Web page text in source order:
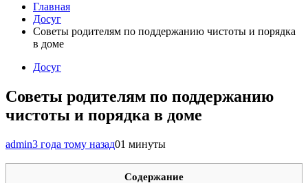
Главная
Досуг
Советы родителям по поддержанию чистоты и порядка
в доме
Досуг
Советы родителям по поддержанию
чистоты и порядка в доме
admin3 года тому назад01 минуты
Содержание